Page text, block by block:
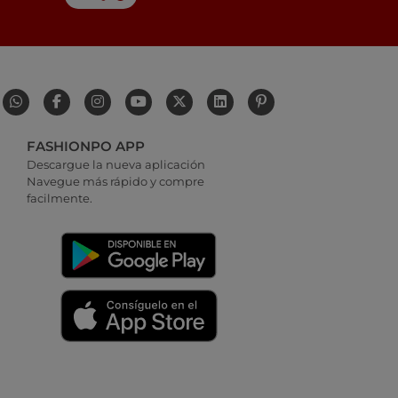
FASHIONPO APP
Descargue la nueva aplicación
Navegue más rápido y compre
facilmente.